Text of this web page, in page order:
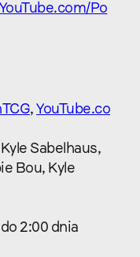
YouTube.com/Po
, YouTube.co
Sabelhaus,
Bou, Kyle
2:00 dnia